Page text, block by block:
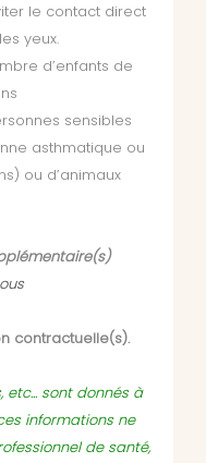
le contact direct
yeux.
d’enfants de
sensibles
asthmatique ou
ou d’animaux
contractuelle(s).
etc... sont donnés à
informations ne
de santé,